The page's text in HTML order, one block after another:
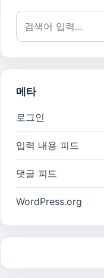
검색어:
메타
로그인
입력 내용 피드
댓글 피드
WordPress.org